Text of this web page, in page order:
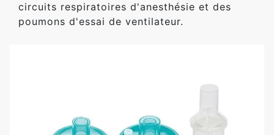
circuits respiratoires d'anesthésie et des
poumons d'essai de ventilateur.